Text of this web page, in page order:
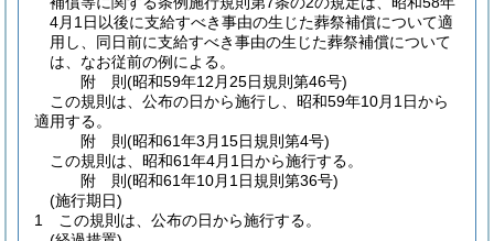
4月1日以後に支給すべき事由の生じた葬祭補償について適
用し、同日前に支給すべき事由の生じた葬祭補償について
は、なお従前の例による。
附 則(昭和59年12月25日規則第46号)
この規則は、公布の日から施行し、昭和59年10月1日から
適用する。
附 則(昭和61年3月15日規則第4号)
この規則は、昭和61年4月1日から施行する。
附 則(昭和61年10月1日規則第36号)
(施行期日)
1
この規則は、公布の日から施行する。